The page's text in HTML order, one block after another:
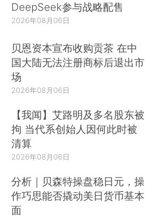
DeepSeek参与战略配售
2026年08月06日
贝恩资本宣布收购贡茶 在中
国大陆无法注册商标后退出市
场
2026年08月06日
【我闻】艾路明及多名股东被
拘 当代系创始人因何此时被
清算
2026年08月06日
分析｜贝森特操盘稳日元，操
作巧思能否撬动美日货币基本
面